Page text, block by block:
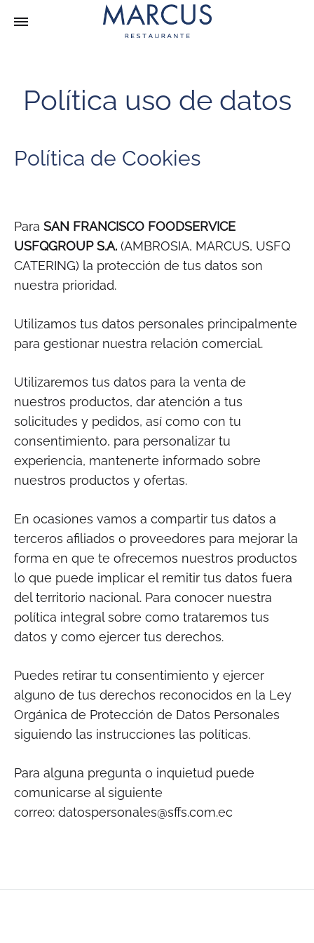
Política uso de datos
Política de Cookies
Para SAN FRANCISCO FOODSERVICE
USFQGROUP S.A. (AMBROSIA, MARCUS, USFQ
CATERING) la protección de tus datos son
nuestra prioridad.
Utilizamos tus datos personales principalmente
para gestionar nuestra relación comercial.
Utilizaremos tus datos para la venta de
nuestros productos, dar atención a tus
solicitudes y pedidos, así como con tu
consentimiento, para personalizar tu
experiencia, mantenerte informado sobre
nuestros productos y ofertas.
En ocasiones vamos a compartir tus datos a
terceros afiliados o proveedores para mejorar la
forma en que te ofrecemos nuestros productos
lo que puede implicar el remitir tus datos fuera
del territorio nacional. Para conocer nuestra
política integral sobre como trataremos tus
datos y como ejercer tus derechos.
Puedes retirar tu consentimiento y ejercer
alguno de tus derechos reconocidos en la Ley
Orgánica de Protección de Datos Personales
siguiendo las instrucciones las políticas.
Para alguna pregunta o inquietud puede
comunicarse al siguiente
correo: datospersonales@sffs.com.ec